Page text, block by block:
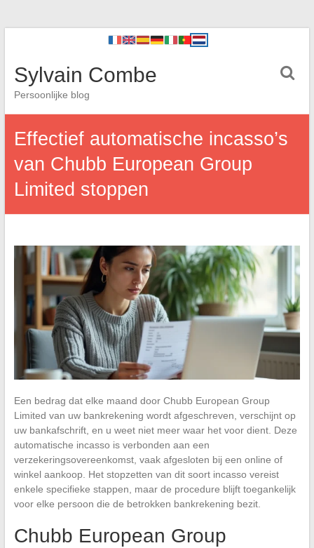
Sylvain Combe
Persoonlijke blog
Effectief automatische incasso’s
van Chubb European Group
Limited stoppen
Een bedrag dat elke maand door Chubb European Group
Limited van uw bankrekening wordt afgeschreven, verschijnt op
uw bankafschrift, en u weet niet meer waar het voor dient. Deze
automatische incasso is verbonden aan een
verzekeringsovereenkomst, vaak afgesloten bij een online of
winkel aankoop. Het stopzetten van dit soort incasso vereist
enkele specifieke stappen, maar de procedure blijft toegankelijk
voor elke persoon die de betrokken bankrekening bezit.
Chubb European Group